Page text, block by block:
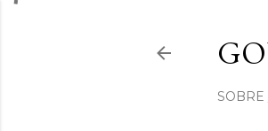
SOBRE